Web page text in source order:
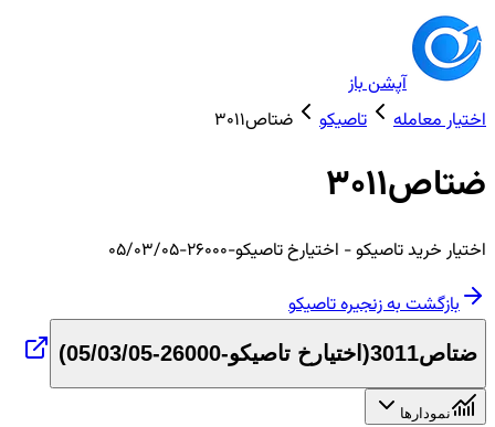
آپشن باز
اختیار معامله
تاصیکو ضتاص3011
ضتاص3011
اختیار خریدتاصیکو- اختیارخ تاصیکو-26000-05/03/05
بازگشت به زنجیرهتاصیکو
ضتاص3011 ( اختیارخ تاصیکو-26000-05/03/05 )
نمودارها